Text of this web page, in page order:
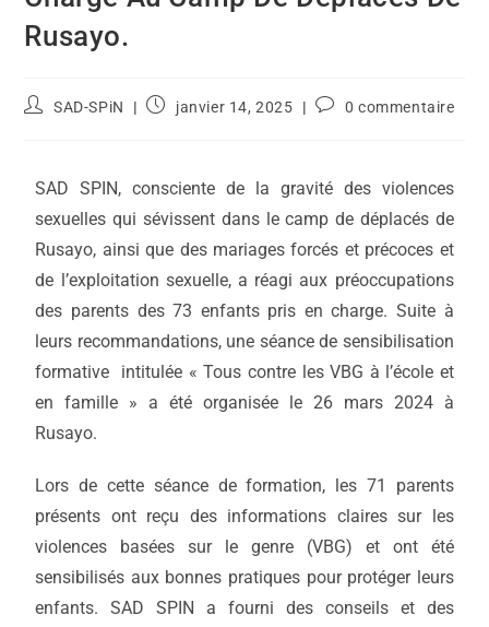
Rusayo.
SAD-SPiN janvier 14, 2025 0 commentaire
SAD SPIN, consciente de la gravité des violences
sexuelles qui sévissent dans le camp de déplacés de
Rusayo, ainsi que des mariages forcés et précoces et
de l’exploitation sexuelle, a réagi aux préoccupations
des parents des 73 enfants pris en charge. Suite à
leurs recommandations, une séance de sensibilisation
formative intitulée « Tous contre les VBG à l’école et
en famille » a été organisée le 26 mars 2024 à
Rusayo.
Lors de cette séance de formation, les 71 parents
présents ont reçu des informations claires sur les
violences basées sur le genre (VBG) et ont été
sensibilisés aux bonnes pratiques pour protéger leurs
enfants. SAD SPIN a fourni des conseils et des